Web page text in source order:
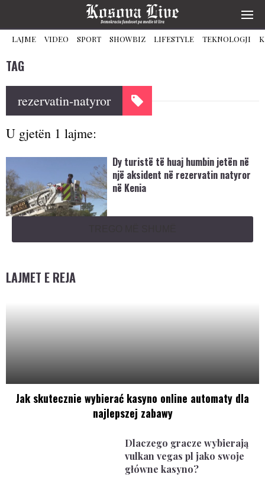
LAJME VIDEO SPORT SHOWBIZ LIFESTYLE TEKNOLOGJI
TAG
rezervatin-natyror
U gjetën 1 lajme:
Dy turistë të huaj humbin jetën në
një aksident në rezervatin natyror
në Kenia
LAJMET E REJA
Jak skutecznie wybierać kasyno online automaty dla
najlepszej zabawy
Dlaczego gracze wybierają
vulkan vegas pl jako swoje
główne kasyno?